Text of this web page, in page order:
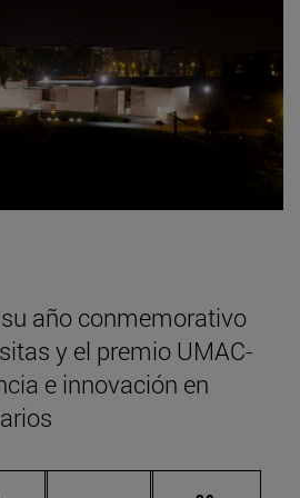
año conmemorativo
y el premio UMAC-
e innovación en